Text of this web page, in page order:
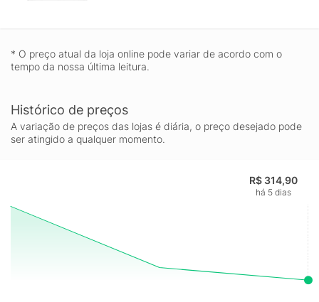
* O preço atual da loja online pode variar de acordo com o
tempo da nossa última leitura.
Histórico de preços
A variação de preços das lojas é diária, o preço desejado pode
ser atingido a qualquer momento.
R$ 314,90
há 5 dias